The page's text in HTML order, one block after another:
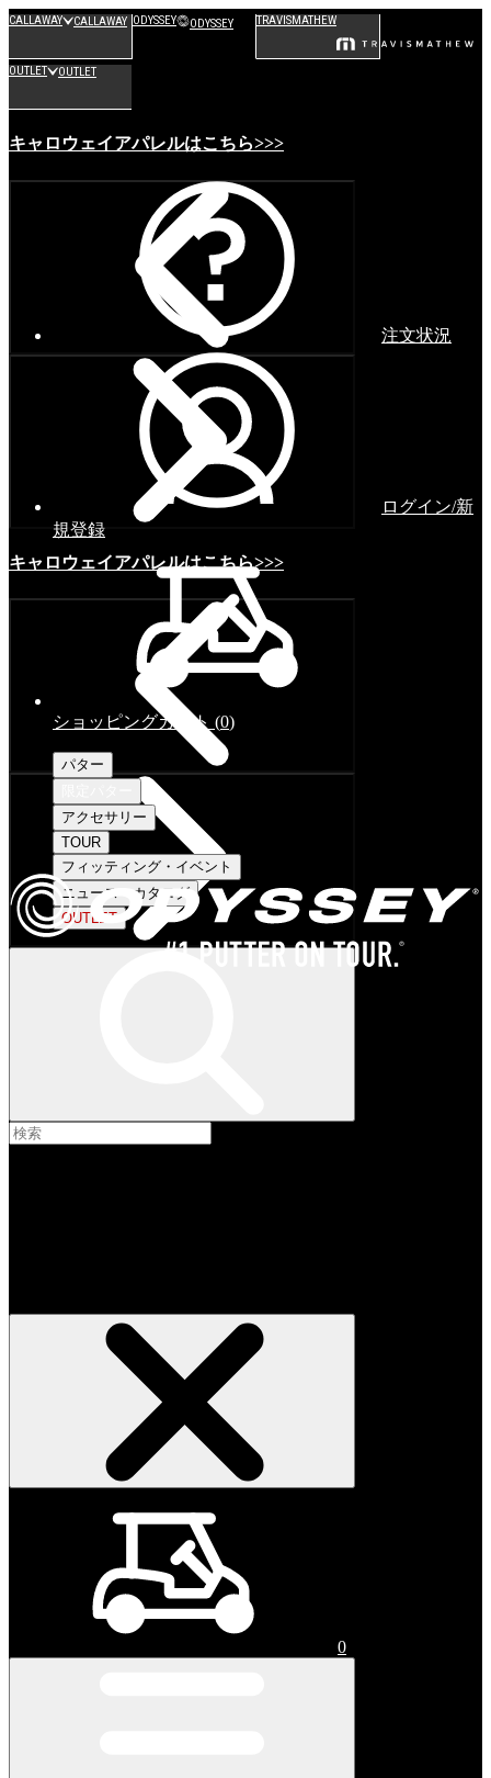
CALLAWAY CALLAWAY ODYSSEY ODYSSEY TRAVISMATHEW
OUTLET OUTLET
キャロウェイアパレルはこちら>>>
キャロウェイアパレルはこちら>>>
注文状況
ログイン/新
規登録
ショッピングカート (0)
パター
アクセサリー
TOUR
フィッティング・イベント
ニュース・カタログ
OUTLET
0